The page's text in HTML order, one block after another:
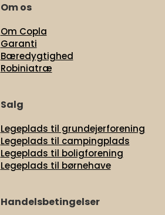
Om os
Om Copla
Garanti
Bæredygtighed
Robiniatræ
Salg
Legeplads til grundejerforening
Legeplads til campingplads
Legeplads til boligforening
Legeplads til børnehave
Handelsbetingelser